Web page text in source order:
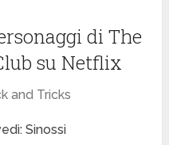
di The
su Netflix
and Tricks
Sinossi